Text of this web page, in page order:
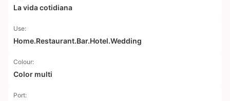
La vida cotidiana
Use:
Home.Restaurant.Bar.Hotel.Wedding
Colour:
Color multi
Port: